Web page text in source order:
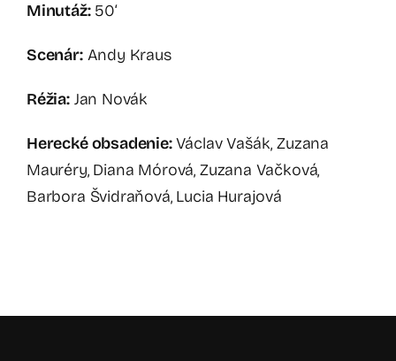
Minutáž:50‘
Scenár:Andy Kraus
Réžia:Jan Novák
Herecké obsadenie:Václav Vašák, Zuzana
Mauréry, Diana Mórová, Zuzana Vačková,
Barbora Švidraňová, Lucia Hurajová